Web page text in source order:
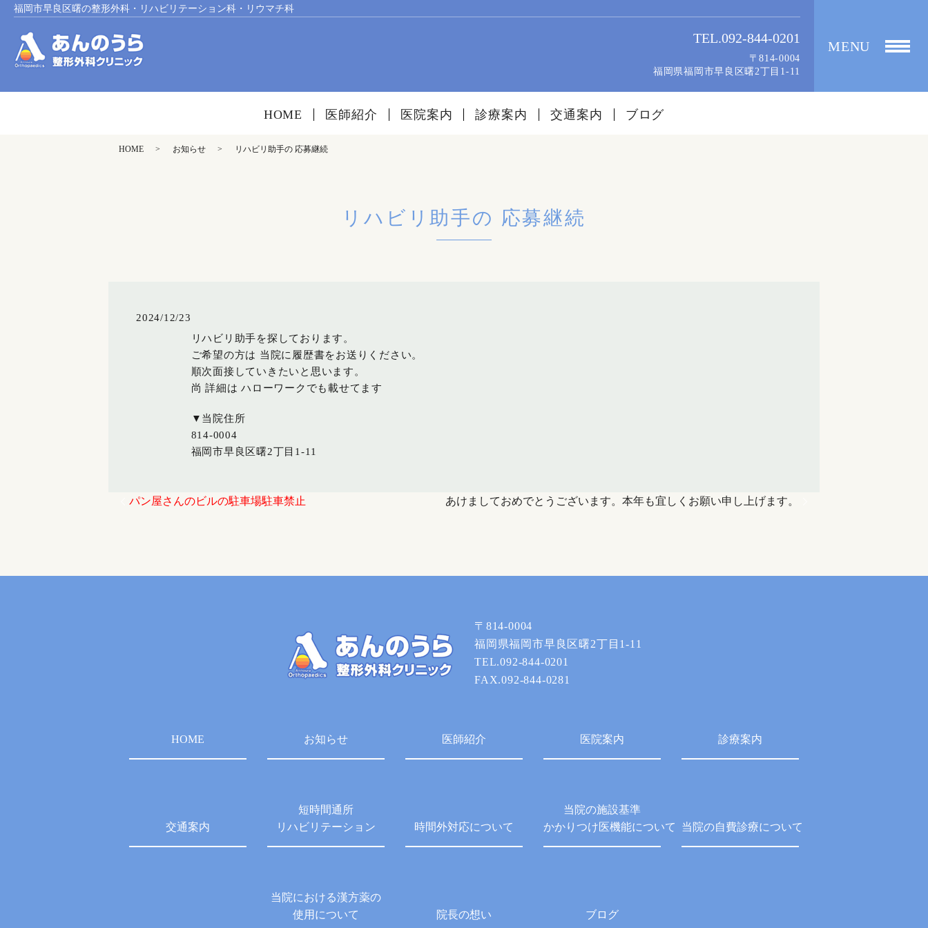
福岡市早良区曙の整形外科・リハビリテーション科・リウマチ科
TEL.092-844-0201
〒814-0004
福岡県福岡市早良区曙2丁目1-11
MENU
HOME 医師紹介 医院案内 診療案内 交通案内 ブログ
HOME お知らせ リハビリ助手の 応募継続
リハビリ助手の 応募継続
2024/12/23
リハビリ助手を探しております。
ご希望の方は 当院に履歴書をお送りください。
順次面接していきたいと思います。
尚 詳細は ハローワークでも載せてます
▼当院住所
814-0004
福岡市早良区曙2丁目1-11
パン屋さんのビルの駐車場駐車禁止 あけましておめでとうございます。本年も宜しくお願い申し上げます。
〒814-0004
福岡県福岡市早良区曙2丁目1-11
TEL.092-844-0201
FAX.092-844-0281
HOME お知らせ 医師紹介 医院案内 診療案内
交通案内
短時間通所
リハビリテーション
時間外対応について
当院の施設基準
かかりつけ医機能について
当院の自費診療について
当院における漢方薬の
使用について
院長の想い ブログ